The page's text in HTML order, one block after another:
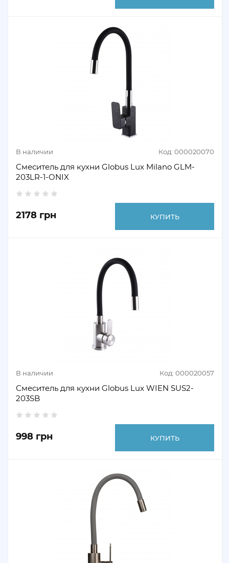
В наличии Код: 000020070
Смеситель для кухни Globus Lux Milano GLM-
203LR-1-ONIX
2178 грн КУПИТЬ
В наличии Код: 000020057
Смеситель для кухни Globus Lux WIEN SUS2-
203SB
998 грн КУПИТЬ